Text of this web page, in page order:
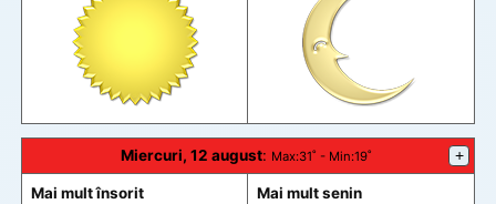
Miercuri, 12 august: Max:31˚ - Min:19˚ +
Mai mult însorit
Mai mult senin